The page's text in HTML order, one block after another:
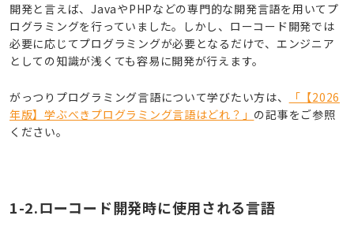
開発と言えば、JavaやPHPなどの専門的な開発言語を用いてプ
ログラミングを行っていました。しかし、ローコード開発では
必要に応じてプログラミングが必要となるだけで、エンジニア
としての知識が浅くても容易に開発が行えます。
がっつりプログラミング言語について学びたい方は、
「【2026
年版】学ぶべきプログラミング言語はどれ？」 の記事をご参照
ください。
1-2.ローコード開発時に使用される言語